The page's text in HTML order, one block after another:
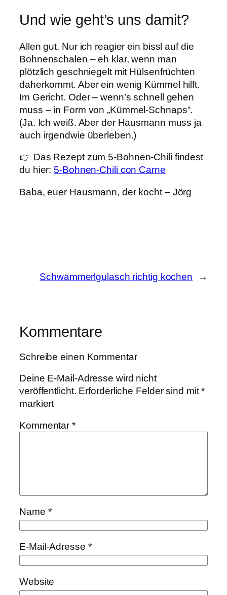
Und wie geht’s uns damit?
Allen gut. Nur ich reagier ein bissl auf die
Bohnenschalen – eh klar, wenn man
plötzlich geschniegelt mit Hülsenfrüchten
daherkommt. Aber ein wenig Kümmel hilft.
Im Gericht. Oder – wenn’s schnell gehen
muss – in Form von „Kümmel-Schnaps“.
(Ja. Ich weiß. Aber der Hausmann muss ja
auch irgendwie überleben.)
👉 Das Rezept zum 5-Bohnen-Chili findest
du hier: 5-Bohnen-Chili con Carne
Baba, euer Hausmann, der kocht – Jörg
Schwammerlgulasch richtig kochen →
Kommentare
Schreibe einen Kommentar
Deine E-Mail-Adresse wird nicht
veröffentlicht. Erforderliche Felder sind mit*
markiert
Kommentar*
Name *
E-Mail-Adresse *
Website